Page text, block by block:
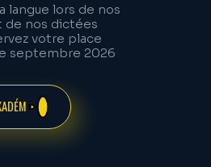
langue lors de nos
de nos dictées
votre place
septembre 2026